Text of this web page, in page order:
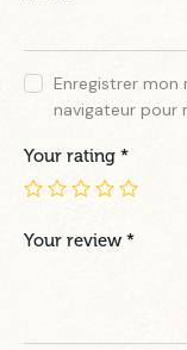
Enregistrer
navigateur pour
Your rating *
Your review*